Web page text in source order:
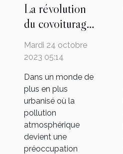
La révolution
du covoiturage:
une solution
urbaine?
Mardi 24 octobre
2023 05:14
Dans un monde de
plus en plus
urbanisé où la
pollution
atmosphérique
devient une
préoccupation